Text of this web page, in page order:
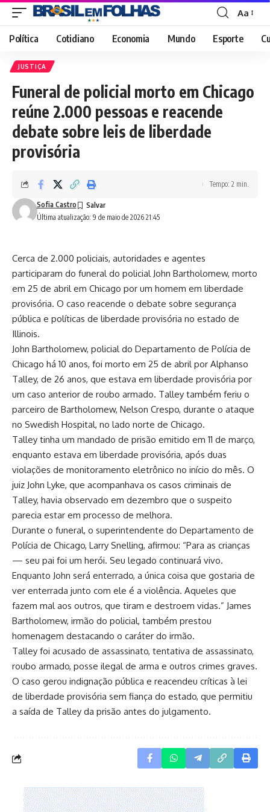
Font
Resizer
Aa
Política Cotidiano Economia Mundo Esporte
JUSTIÇA
Funeral de policial morto em Chicago
reúne 2.000 pessoas e reacende
debate sobre leis de liberdade
provisória
Última atualização: 9 de maio de 2026 21:45
Sofia Castro
Tempo: 2 min.
Cerca de 2.000 policiais, autoridades e agentes
participaram do funeral do policial John Bartholomew, morto
em 25 de abril em Chicago por um homem em liberdade
provisória. O caso reacende o debate sobre segurança
pública e políticas de liberdade provisória no estado de
Illinois.
John Bartholomew, policial do Departamento de Polícia de
Chicago há 10 anos, foi morto em 25 de abril por Alphanso
Talley, de 26 anos, que estava em liberdade provisória por
um caso anterior de roubo armado. Talley também feriu o
parceiro de Bartholomew, Nelson Crespo, durante o ataque
no Swedish Hospital, no lado norte de Chicago.
Talley tinha um mandado de prisão emitido em 11 de março,
enquanto estava em liberdade provisória, após duas
violações de monitoramento eletrônico no início do mês. O
juiz John Lyke, que acompanhava os casos criminais de
Talley, havia observado em dezembro que o suspeito
parecia estar em processo de melhora.
Durante o funeral, o superintendente do Departamento de
Polícia de Chicago, Larry Snelling, afirmou: “Para as crianças
— seu pai foi um herói. Seu legado continuará vivo.
Enquanto John será enterrado, a única coisa que gostaria de
ver enterrada junto com ele é a violência. Aqueles que
fazem mal aos outros, que tiram e destroem vidas.” James
Bartholomew, irmão do policial, também prestou
homenagem destacando o caráter do irmão.
Talley foi acusado de assassinato, tentativa de assassinato,
roubo armado, posse ilegal de arma e outros crimes graves.
O caso gerou indignação pública e reacendeu críticas à lei
de liberdade provisória sem fiança do estado, que permitiu
a saída de Talley da prisão antes do julgamento.